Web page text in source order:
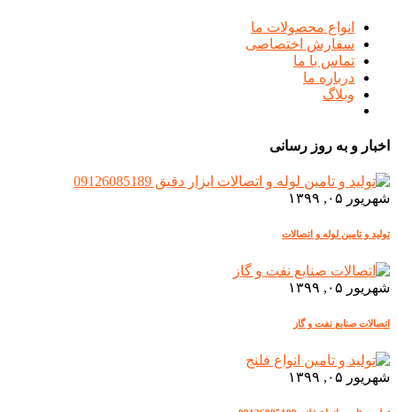
انواع محصولات ما
سفارش اختصاصی
تماس با ما
درباره ما
وبلاگ
اخبار و به روز رسانی
شهریور ۰۵, ۱۳۹۹
تولید و تامین لوله و اتصالات
شهریور ۰۵, ۱۳۹۹
اتصالات صنایع نفت و گاز
شهریور ۰۵, ۱۳۹۹